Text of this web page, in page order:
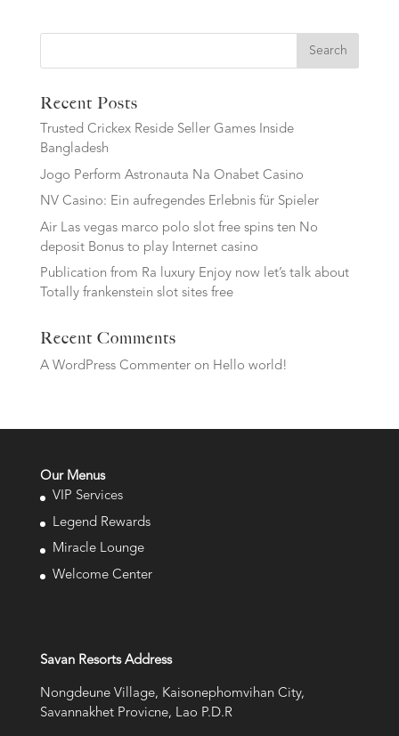
Search
Recent Posts
Trusted Crickex Reside Seller Games Inside
Bangladesh
Jogo Perform Astronauta Na Onabet Casino
NV Casino: Ein aufregendes Erlebnis für Spieler
Air Las vegas marco polo slot free spins ten No
deposit Bonus to play Internet casino
Publication from Ra luxury Enjoy now let’s talk about
Totally frankenstein slot sites free
Recent Comments
A WordPress Commenteron Hello world!
Our Menus
VIP Services
Legend Rewards
Miracle Lounge
Welcome Center
Savan Resorts Address
Nongdeune Village, Kaisonephomvihan City,
Savannakhet Provicne, Lao P.D.R